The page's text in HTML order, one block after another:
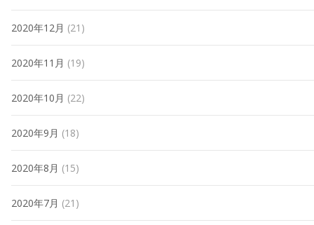
2020年12月 (21)
2020年11月 (19)
2020年10月 (22)
2020年9月 (18)
2020年8月 (15)
2020年7月 (21)